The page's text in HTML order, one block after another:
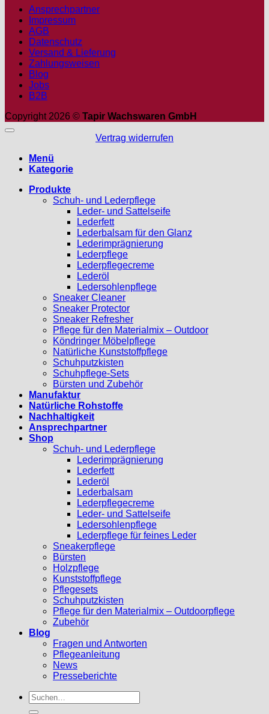
Ansprechpartner
Impressum
AGB
Datenschutz
Versand & Lieferung
Zahlungsweisen
Blog
Jobs
B2B
Copyright 2026 © Tapir Wachswaren GmbH
Vertrag widerrufen
Menü
Kategorie
Produkte
Schuh- und Lederpflege
Leder- und Sattelseife
Lederfett
Lederbalsam für den Glanz
Lederimprägnierung
Lederpflege
Lederpflegecreme
Lederöl
Ledersohlenpflege
Sneaker Cleaner
Sneaker Protector
Sneaker Refresher
Pflege für den Materialmix – Outdoor
Köndringer Möbelpflege
Natürliche Kunststoffpflege
Schuhputzkisten
Schuhpflege-Sets
Bürsten und Zubehör
Manufaktur
Natürliche Rohstoffe
Nachhaltigkeit
Ansprechpartner
Shop
Schuh- und Lederpflege
Lederimprägnierung
Lederfett
Lederöl
Lederbalsam
Lederpflegecreme
Leder- und Sattelseife
Ledersohlenpflege
Lederpflege für feines Leder
Sneakerpflege
Bürsten
Holzpflege
Kunststoffpflege
Pflegesets
Schuhputzkisten
Pflege für den Materialmix – Outdoorpflege
Zubehör
Blog
Fragen und Antworten
Pflegeanleitung
News
Presseberichte
Suchen
nach: